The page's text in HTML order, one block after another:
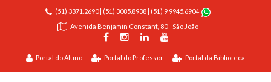
(51) 3371.2690| (51) 3085.8938|
(51) 9 9945.6904
Avenida Benjamin Constant, 80 - São João
Portal do Aluno Portal do Professor Portal da Biblioteca